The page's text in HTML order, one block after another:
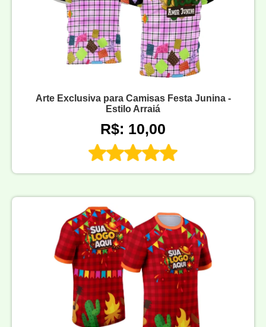
Arte Exclusiva para Camisas Festa Junina -
Estilo Arraiá
R$: 10,00